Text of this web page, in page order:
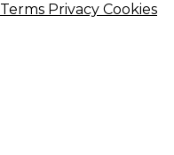
Terms Privacy Cookies